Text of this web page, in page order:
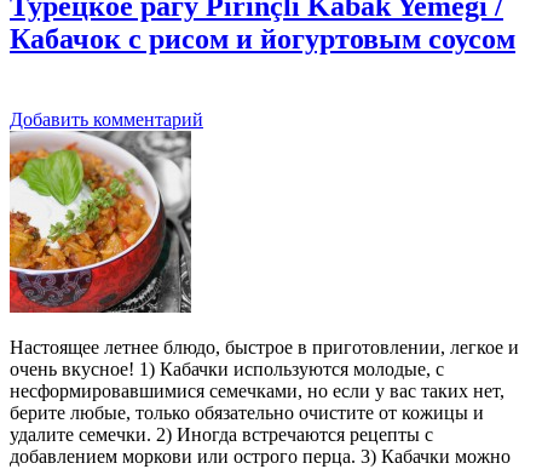
Кабачок с рисом и йогуртовым соусом
Добавить комментарий
Настоящее летнее блюдо, быстрое в приготовлении, легкое и
очень вкусное! 1) Кабачки используются молодые, с
несформировавшимися семечками, но если у вас таких нет,
берите любые, только обязательно очистите от кожицы и
удалите семечки. 2) Иногда встречаются рецепты с
добавлением моркови или острого перца. 3) Кабачки можно